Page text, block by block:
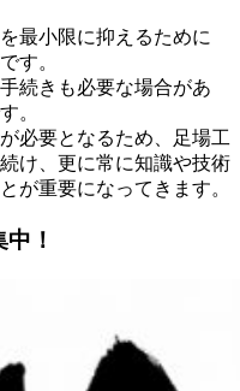
最小限に抑えるために
す。
続きも必要な場合があ
。
必要となるため、足場工
け、更に常に知識や技術
が重要になってきます。
！